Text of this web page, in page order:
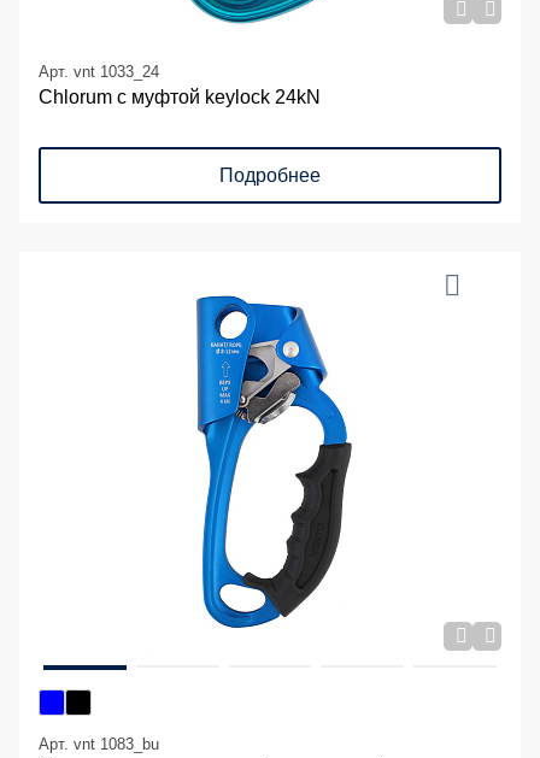
Арт. vnt 1033_24
Chlorum с муфтой keylock 24kN
Подробнее
Арт. vnt 1083_bu